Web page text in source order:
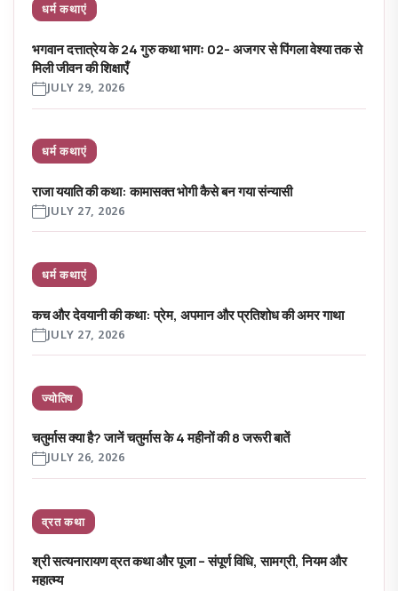
धर्म कथाएं
भगवान दत्तात्रेय के 24 गुरु कथा भागः 02- अजगर से पिंगला वेश्या तक से
मिली जीवन की शिक्षाएँ
JULY 29, 2026
धर्म कथाएं
राजा ययाति की कथा: कामासक्त भोगी कैसे बन गया संन्यासी
JULY 27, 2026
धर्म कथाएं
कच और देवयानी की कथा: प्रेम, अपमान और प्रतिशोध की अमर गाथा
JULY 27, 2026
ज्योतिष
चतुर्मास क्या है? जानें चतुर्मास के 4 महीनों की 8 जरूरी बातें
JULY 26, 2026
व्रत कथा
श्री सत्यनारायण व्रत कथा और पूजा – संपूर्ण विधि, सामग्री, नियम और
महात्म्य